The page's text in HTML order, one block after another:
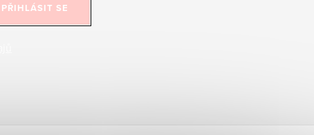
PŘIHLÁSIT SE